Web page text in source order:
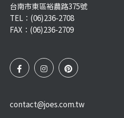
台南市東區裕農路375號
TEL： (06)236-2708
FAX：(06)236-2709
contact@joes.com.tw